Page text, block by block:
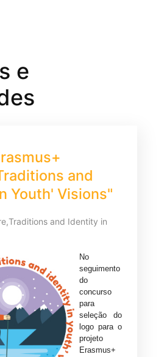
e
and
Youth' Visions"
and Identity in
No
seguimento
do
concurso
para
seleção do
logo para o
projeto
Erasmus+